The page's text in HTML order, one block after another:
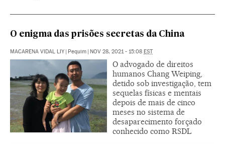
O enigma das prisões secretas da China
MACARENA VIDAL LIY Pequim NOV 28, 2021 - 15:08 EST
O advogado de direitos
humanos Chang Weiping,
detido sob investigação, tem
sequelas físicas e mentais
depois de mais de cinco
meses no sistema de
desaparecimento forçado
conhecido como RSDL